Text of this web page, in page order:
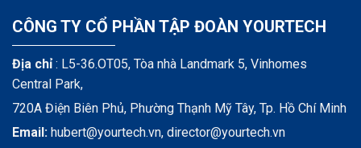
CÔNG TY CỔ PHẦN TẬP ĐOÀN YOURTECH
Địa chỉ: L5-36.OT05, Tòa nhà Landmark 5, Vinhomes
Central Park,
720A Điện Biên Phủ, Phường Thạnh Mỹ Tây, Tp. Hồ Chí Minh
Email: hubert@yourtech.vn, director@yourtech.vn